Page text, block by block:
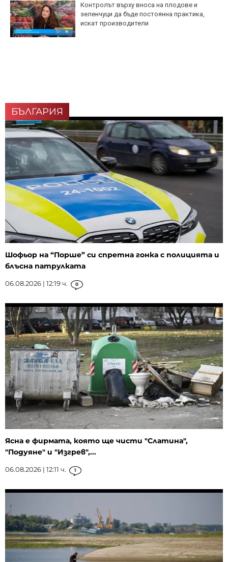
Контролът върху вноса на плодове и
зеленчуци да бъде постоянна практика,
искат производители
БЪЛГАРИЯ
Шофьор на “Порше” си спретна гонка с полицията и
блъсна патрулката
06.08.2026 | 12:19 ч. 0
Ясна е фирмата, която ще чисти "Слатина",
"Подуяне" и "Изгрев",...
06.08.2026 | 12:11 ч. 1